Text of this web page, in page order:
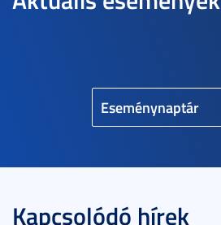
Eseménynaptár
Kapcsolódó hírek